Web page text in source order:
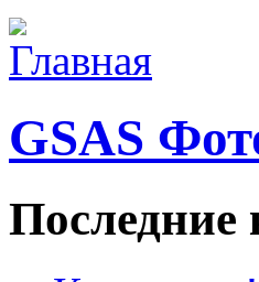
GSAS
Последние